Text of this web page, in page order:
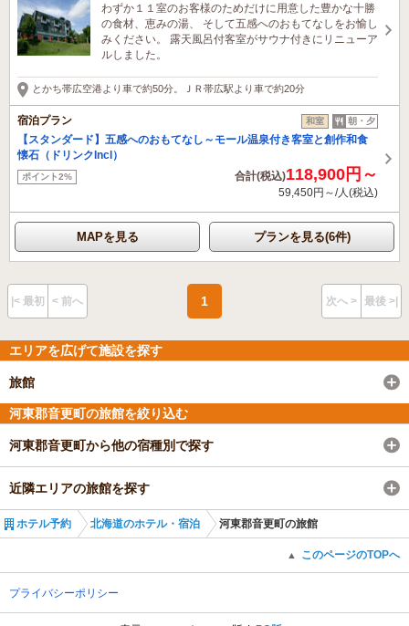
わずか１１室のお客様のためだけに用意した豊かな十勝
の食材、恵みの湯、 そして五感へのおもてなしをお愉し
みください。 露天風呂付客室がサウナ付きにリニューア
ルしました。
とかち帯広空港より車で約50分。ＪＲ帯広駅より車で約20分
宿泊プラン 和室 朝・夕
【スタンダード】五感へのおもてなし～モール温泉付き客室と創作和食
懐石（ドリンクIncl）
ポイント2% 合計(税込)118,900円～
59,450円～/人(税込)
MAPを見る プランを見る(6件)
|< 最初 < 前へ 1 次へ > 最後 >|
エリアを広げて施設を探す
旅館
河東郡音更町の旅館を絞り込む
河東郡音更町から他の宿種別で探す
近隣エリアの旅館を探す
ホテル予約 北海道のホテル・宿泊 河東郡音更町の旅館
▲ このページのTOPへ
プライバシーポリシー